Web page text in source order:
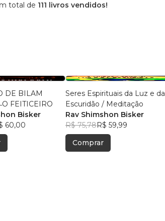
total de 111 livros vendidos!
DE BILAM
(BALAÃO) ̶ O FEITICEIRO
Bisker
60,00
Seres Espirituais da Luz e da
Escuridão / Meditação
Rav Shimshon Bisker
R$ 75,78R$ 59,99
Comprar